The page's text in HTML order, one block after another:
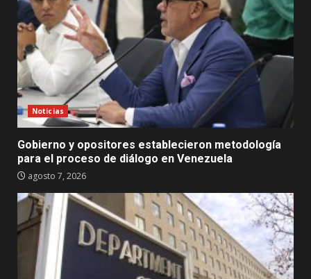
Noticias
Gobierno y opositores establecieron metodología
para el proceso de diálogo en Venezuela
agosto 7, 2026